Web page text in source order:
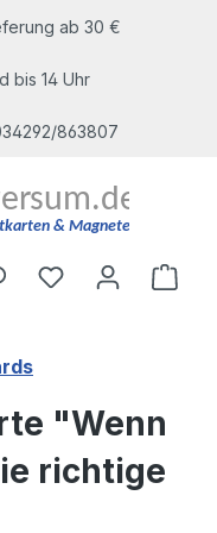
ab 30 €
bis 14 Uhr
863807
Du hast 0
"Wenn
richtige